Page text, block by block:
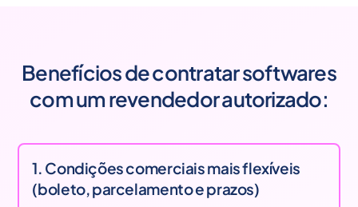
Benefícios de contratar softwares
com um revendedor autorizado:
1. Condições comerciais mais flexíveis
(boleto, parcelamento e prazos)